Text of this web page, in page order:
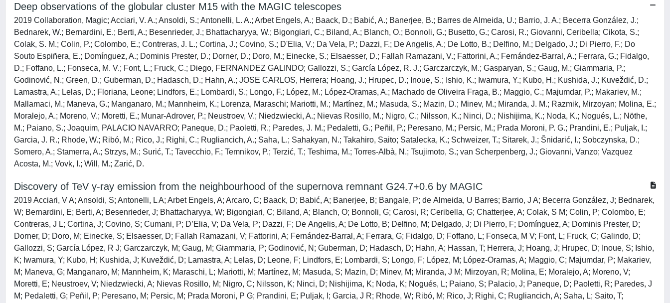
Deep observations of the globular cluster M15 with the MAGIC telescopes
2019 Collaboration, Magic; Acciari, V. A.; Ansoldi, S.; Antonelli, L. A.; Arbet Engels, A.; Baack, D.; Babić, A.; Banerjee, B.; Barres de Almeida, U.; Barrio, J. A.; Becerra González, J.;
Bednarek, W.; Bernardini, E.; Berti, A.; Besenrieder, J.; Bhattacharyya, W.; Bigongiari, C.; Biland, A.; Blanch, O.; Bonnoli, G.; Busetto, G.; Carosi, R.; Giovanni, Ceribella; Cikota, S.;
Colak, S. M.; Colin, P.; Colombo, E.; Contreras, J. L.; Cortina, J.; Covino, S.; D'Elia, V.; Da Vela, P.; Dazzi, F.; De Angelis, A.; De Lotto, B.; Delfino, M.; Delgado, J.; Di Pierro, F.; Do
Souto Espiñera, E.; Domínguez, A.; Dominis Prester, D.; Dorner, D.; Doro, M.; Einecke, S.; Elsaesser, D.; Fallah Ramazani, V.; Fattorini, A.; Fernández-Barral, A.; Ferrara, G.; Fidalgo,
D.; Foffano, L.; Fonseca, M. V.; Font, L.; Fruck, C.; Diego, FERNANDEZ GALINDO; Gallozzi, S.; García López, R. J.; Garczarczyk, M.; Gasparyan, S.; Gaug, M.; Giammaria, P.;
Godinović, N.; Green, D.; Guberman, D.; Hadasch, D.; Hahn, A.; JOSE CARLOS, Herrera; Hoang, J.; Hrupec, D.; Inoue, S.; Ishio, K.; Iwamura, Y.; Kubo, H.; Kushida, J.; Kuveždić, D.;
Lamastra, A.; Lelas, D.; Floriana, Leone; Lindfors, E.; Lombardi, S.; Longo, F.; López, M.; López-Oramas, A.; Machado de Oliveira Fraga, B.; Maggio, C.; Majumdar, P.; Makariev, M.;
Mallamaci, M.; Maneva, G.; Manganaro, M.; Mannheim, K.; Lorenza, Maraschi; Mariotti, M.; Martínez, M.; Masuda, S.; Mazin, D.; Minev, M.; Miranda, J. M.; Razmik, Mirzoyan; Molina, E.;
Moralejo, A.; Moreno, V.; Moretti, E.; Munar-Adrover, P.; Neustroev, V.; Niedzwiecki, A.; Nievas Rosillo, M.; Nigro, C.; Nilsson, K.; Ninci, D.; Nishijima, K.; Noda, K.; Nogués, L.; Nöthe,
M.; Paiano, S.; Joaquim, PALACIO NAVARRO; Paneque, D.; Paoletti, R.; Paredes, J. M.; Pedaletti, G.; Peñil, P.; Peresano, M.; Persic, M.; Prada Moroni, P. G.; Prandini, E.; Puljak, I.;
Garcia, J. R.; Rhode, W.; Ribó, M.; Rico, J.; Righi, C.; Rugliancich, A.; Saha, L.; Sahakyan, N.; Takahiro, Saito; Satalecka, K.; Schweizer, T.; Sitarek, J.; Šnidarić, I.; Sobczynska, D.;
Somero, A.; Stamerra, A.; Strzys, M.; Surić, T.; Tavecchio, F.; Temnikov, P.; Terzić, T.; Teshima, M.; Torres-Albà, N.; Tsujimoto, S.; van Scherpenberg, J.; Giovanni, Vanzo; Vazquez
Acosta, M.; Vovk, I.; Will, M.; Zarić, D.
Discovery of TeV γ-ray emission from the neighbourhood of the supernova remnant G24.7+0.6 by MAGIC
2019 Acciari, V A; Ansoldi, S; Antonelli, L A; Arbet Engels, A; Arcaro, C; Baack, D; Babić, A; Banerjee, B; Bangale, P; de Almeida, U Barres; Barrio, J A; Becerra González, J; Bednarek,
W; Bernardini, E; Berti, A; Besenrieder, J; Bhattacharyya, W; Bigongiari, C; Biland, A; Blanch, O; Bonnoli, G; Carosi, R; Ceribella, G; Chatterjee, A; Colak, S M; Colin, P; Colombo, E;
Contreras, J L; Cortina, J; Covino, S; Cumani, P; D’Elia, V; Da Vela, P; Dazzi, F; De Angelis, A; De Lotto, B; Delfino, M; Delgado, J; Di Pierro, F; Domínguez, A; Dominis Prester, D;
Dorner, D; Doro, M; Einecke, S; Elsaesser, D; Fallah Ramazani, V; Fattorini, A; Fernández-Barral, A; Ferrara, G; Fidalgo, D; Foffano, L; Fonseca, M V; Font, L; Fruck, C; Galindo, D;
Gallozzi, S; García López, R J; Garczarczyk, M; Gaug, M; Giammaria, P; Godinović, N; Guberman, D; Hadasch, D; Hahn, A; Hassan, T; Herrera, J; Hoang, J; Hrupec, D; Inoue, S; Ishio,
K; Iwamura, Y; Kubo, H; Kushida, J; Kuveždić, D; Lamastra, A; Lelas, D; Leone, F; Lindfors, E; Lombardi, S; Longo, F; López, M; López-Oramas, A; Maggio, C; Majumdar, P; Makariev,
M; Maneva, G; Manganaro, M; Mannheim, K; Maraschi, L; Mariotti, M; Martínez, M; Masuda, S; Mazin, D; Minev, M; Miranda, J M; Mirzoyan, R; Molina, E; Moralejo, A; Moreno, V;
Moretti, E; Neustroev, V; Niedzwiecki, A; Nievas Rosillo, M; Nigro, C; Nilsson, K; Ninci, D; Nishijima, K; Noda, K; Nogués, L; Paiano, S; Palacio, J; Paneque, D; Paoletti, R; Paredes, J
M; Pedaletti, G; Peñil, P; Peresano, M; Persic, M; Prada Moroni, P G; Prandini, E; Puljak, I; Garcia, J R; Rhode, W; Ribó, M; Rico, J; Righi, C; Rugliancich, A; Saha, L; Saito, T;